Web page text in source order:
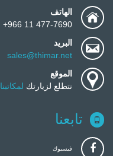
الهاتف
477-7690 11 966+
البريد
sales@thimar.net
الموقع
نتطلع لزيارتك لمكاتبنا
تابعنا
فيسبوك